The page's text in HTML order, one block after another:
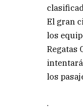
El gran
los
Regatas
los
.